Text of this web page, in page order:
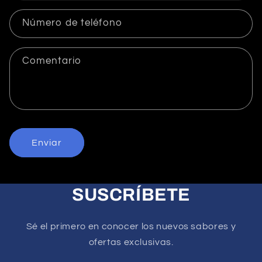
l
a
i
d
e
o
n
a
Número de teléfono
Comentario
Enviar
SUSCRÍBETE
Sé el primero en conocer los nuevos sabores y
ofertas exclusivas.